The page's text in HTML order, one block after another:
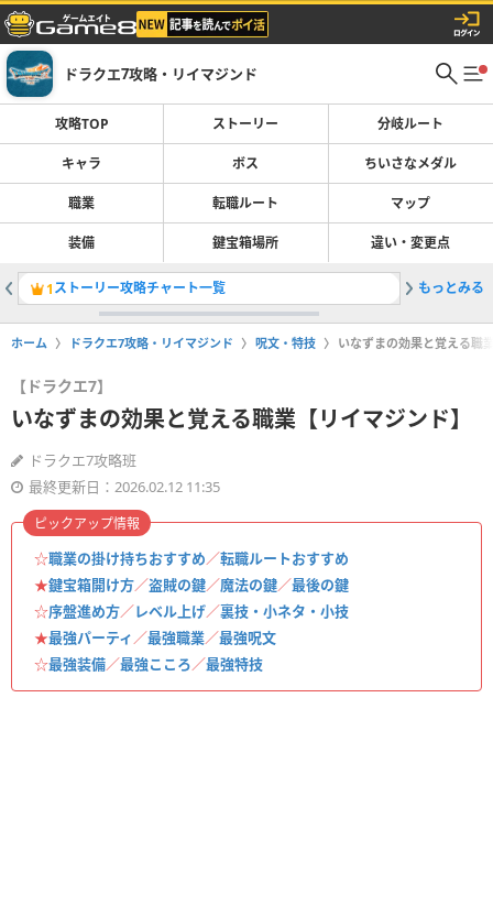
ドラクエ7攻略・リイマジンド
攻略TOP ストーリー 分岐ルート
キャラ ボス ちいさなメダル
職業 転職ルート マップ
装備 鍵宝箱場所 違い・変更点
1ストーリー攻略チャート一覧 2転職ル
もっとみる
ホーム ドラクエ7攻略・リイマジンド 呪文・特技 いなずまの効果と覚える職
【ドラクエ7】
いなずまの効果と覚える職業【リイマジンド】
ドラクエ7攻略班
最終更新日：2026.02.12 11:35
☆職業の掛け持ちおすすめ／転職ルートおすすめ
★鍵宝箱開け方／盗賊の鍵／魔法の鍵／最後の鍵
☆序盤進め方／レベル上げ／裏技・小ネタ・小技
★最強パーティ／最強職業／最強呪文
☆最強装備／最強こころ／最強特技
ピックアップ情報